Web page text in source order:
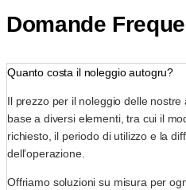
Domande
Quanto costa il noleggio autogru?
Il prezzo per il noleggio delle nostre
base a diversi elementi, tra cui il
richiesto, il periodo di utilizzo e la
dell’operazione.
Offriamo soluzioni su misura per